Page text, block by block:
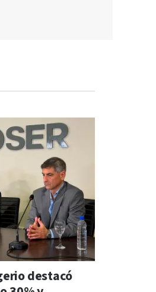
destacó